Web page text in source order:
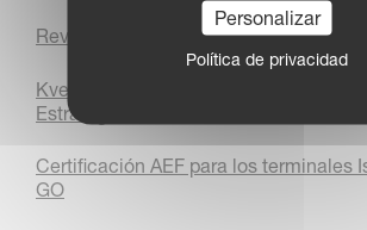
Revista iM FARMING 2017
Kverneland Group y Agricon
Estratégica
Certificación AEF para los terminales
GO
Personalizar
Política de privacidad